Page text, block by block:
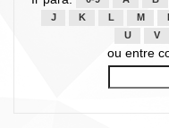
J
K L M
U
V
ou entre